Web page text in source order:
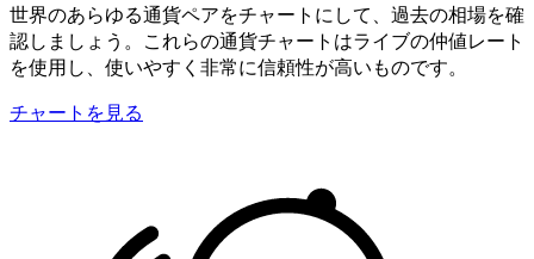
世界のあらゆる通貨ペアをチャートにして、過去の相場を確
認しましょう。これらの通貨チャートはライブの仲値レート
を使用し、使いやすく非常に信頼性が高いものです。
チャートを見る